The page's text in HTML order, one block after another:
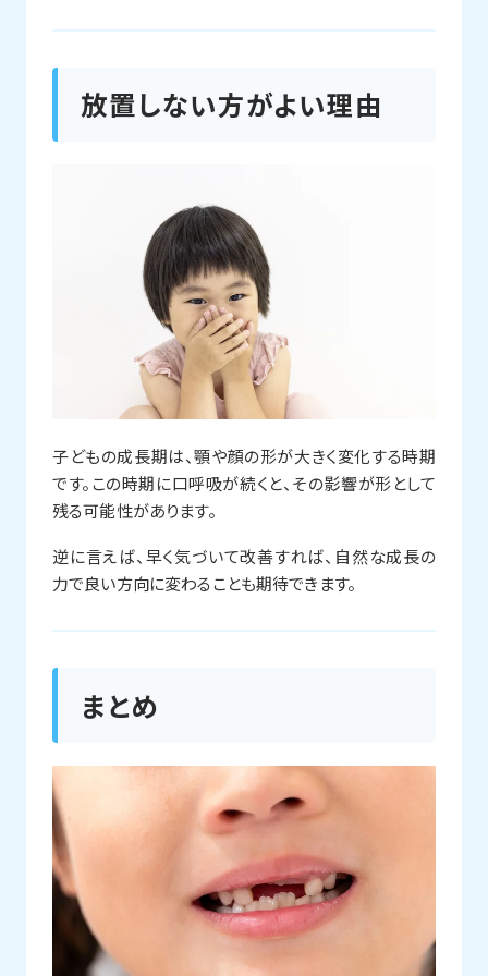
放置しない方がよい理由
子どもの成長期は、顎や顔の形が大きく変化する時期
です。この時期に口呼吸が続くと、その影響が形として
残る可能性があります。
逆に言えば、早く気づいて改善すれば、自然な成長の
力で良い方向に変わることも期待できます。
まとめ